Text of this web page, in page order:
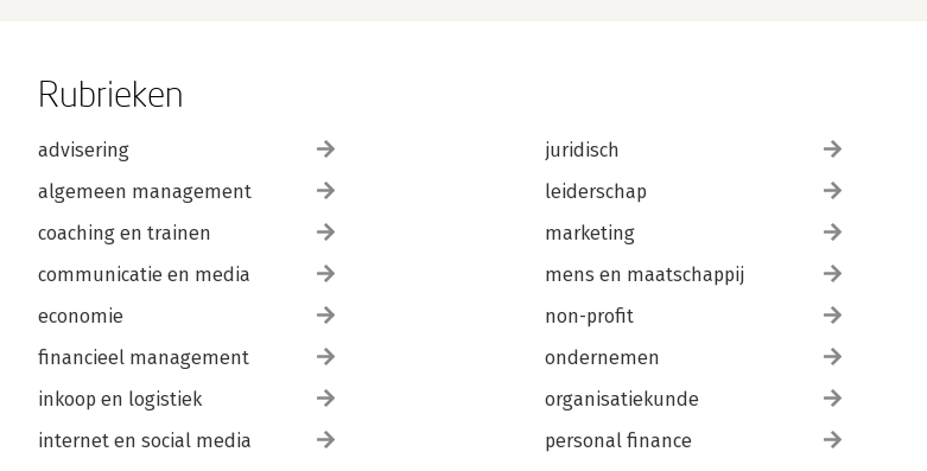
Rubrieken
advisering
algemeen management
coaching en trainen
communicatie en media
economie
financieel management
inkoop en logistiek
internet en social media
juridisch
leiderschap
marketing
mens en maatschappij
non-profit
ondernemen
organisatiekunde
personal finance